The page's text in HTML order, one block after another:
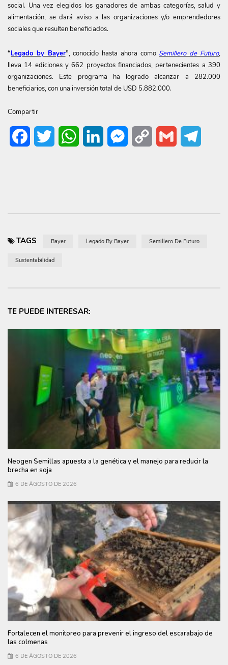
social. Una vez elegidos los ganadores de ambas categorías, salud y
alimentación, se dará aviso a las organizaciones y/o emprendedores
sociales que resulten beneficiados.
“Legado by Bayer”, conocido hasta ahora como Semillero de Futuro,
lleva 14 ediciones y 662 proyectos financiados, pertenecientes a 390
organizaciones. Este programa ha logrado alcanzar a 282.000
beneficiarios, con una inversión total de USD 5.882.000.
Compartir
FacebookTwitter WhatsAppLinkedIn Messenger
Copy
Gmail
TAGS Bayer Legado By Bayer Semillero De Futuro
Sustentabilidad
TE PUEDE INTERESAR:
Neogen Semillas apuesta a la genética y el manejo para reducir la
brecha en soja
6 DE AGOSTO DE 2026
Fortalecen el monitoreo para prevenir el ingreso del escarabajo de
las colmenas
6 DE AGOSTO DE 2026